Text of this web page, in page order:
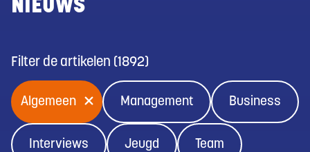
NIEUWS
Filter de artikelen (1892)
Algemeen Management Business
Interviews Jeugd Team